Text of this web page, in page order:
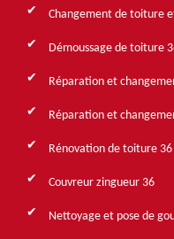
Changement de toiture
Démoussage de toiture
Réparation et
Réparation et
Rénovation de toiture 36
Couvreur zingueur 36
Nettoyage et pose de